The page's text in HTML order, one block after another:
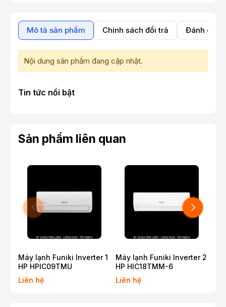
Mô tả sản phẩm Chính sách đổi trả Đánh giá
Nội dung sản phẩm đang cập nhật.
Tin tức nổi bật
Sản phẩm liên quan
Máy lạnh Funiki Inverter 1
HP HPIC09TMU
Liên hệ
Máy lạnh Funiki Inverter 2
HP HIC18TMM-6
Liên hệ